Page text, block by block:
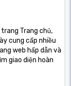
Trang chủ,
cung cấp nhiều
web hấp dẫn và
giao diện hoàn